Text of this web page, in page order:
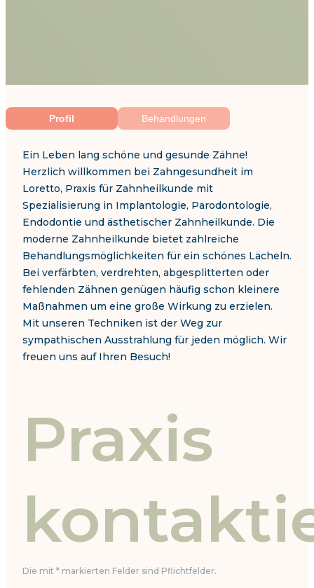
Profil Behandlungen
Ein Leben lang schöne und gesunde Zähne!
Herzlich willkommen bei Zahngesundheit im
Loretto, Praxis für Zahnheilkunde mit
Spezialisierung in Implantologie, Parodontologie,
Endodontie und ästhetischer Zahnheilkunde. Die
moderne Zahnheilkunde bietet zahlreiche
Behandlungsmöglichkeiten für ein schönes Lächeln.
Bei verfärbten, verdrehten, abgesplitterten oder
fehlenden Zähnen genügen häufig schon kleinere
Maßnahmen um eine große Wirkung zu erzielen.
Mit unseren Techniken ist der Weg zur
sympathischen Ausstrahlung für jeden möglich. Wir
freuen uns auf Ihren Besuch!
Praxis
Die mit * markierten Felder sind Pflichtfelder.